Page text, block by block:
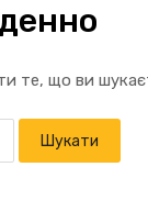
те, що ви